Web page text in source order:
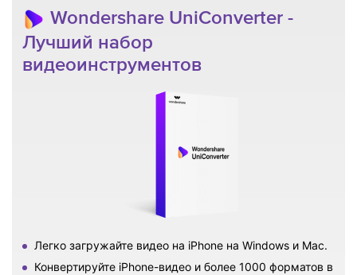
Wondershare UniConverter -
Лучший набор
видеоинструментов
Легко загружайте видео на iPhone на Windows и Mac.
Конвертируйте iPhone-видео и более 1000 форматов в